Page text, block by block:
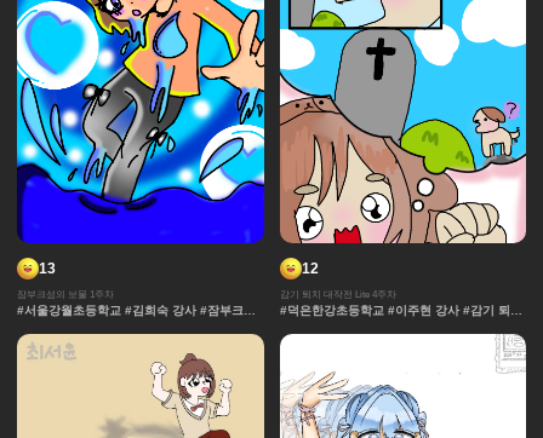
13
잠부크섬의 보물 1주차
#서울강월초등학교 #김희숙 강사 #잠부크섬
의보물 #9차시 #사건 #모험 #마법 #서울개일
초등학교 #석민영강사 #세계관 중세 #보물 #
12
감기 퇴치 대작전 Lite 4주차
#덕은한강초등학교 #이주현 강사 #감기 퇴치
정